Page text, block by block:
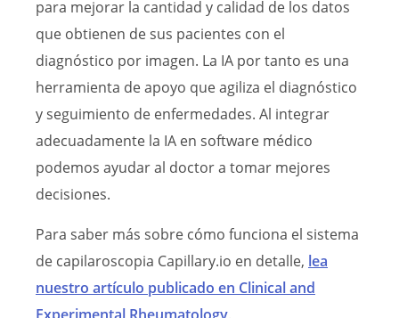
para mejorar la cantidad y calidad de los datos
que obtienen de sus pacientes con el
diagnóstico por imagen. La IA por tanto es una
herramienta de apoyo que agiliza el diagnóstico
y seguimiento de enfermedades. Al integrar
adecuadamente la IA en software médico
podemos ayudar al doctor a tomar mejores
decisiones.
Para saber más sobre cómo funciona el sistema
de capilaroscopia Capillary.io en detalle, lea
nuestro artículo publicado en Clinical and